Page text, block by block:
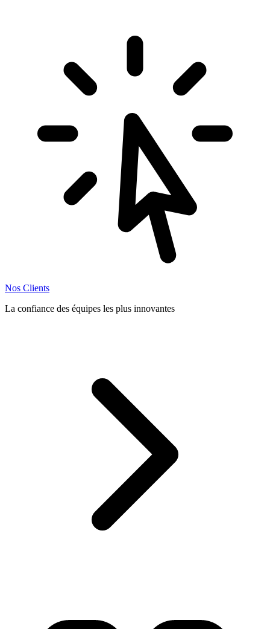
Nos Clients
La confiance des équipes les plus innovantes